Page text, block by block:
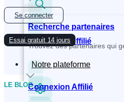
Recherche partenaires
Trouvez des partenaires qui
Inscription Affilié
Connexion Affilié
Se connecter
Essai gratuit 14 jours
Notre plateforme
LE BLOG